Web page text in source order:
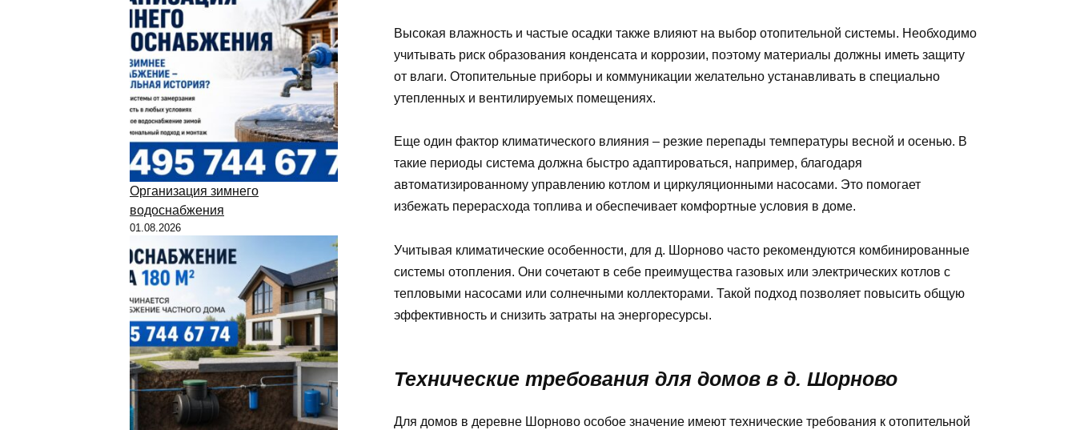
Высокая влажность и частые осадки также влияют на выбор отопительной системы. Необходимо
учитывать риск образования конденсата и коррозии, поэтому материалы должны иметь защиту
от влаги. Отопительные приборы и коммуникации желательно устанавливать в специально
утепленных и вентилируемых помещениях.
Еще один фактор климатического влияния – резкие перепады температуры весной и осенью. В
такие периоды система должна быстро адаптироваться, например, благодаря
автоматизированному управлению котлом и циркуляционными насосами. Это помогает
избежать перерасхода топлива и обеспечивает комфортные условия в доме.
Учитывая климатические особенности, для д. Шорново часто рекомендуются комбинированные
системы отопления. Они сочетают в себе преимущества газовых или электрических котлов с
тепловыми насосами или солнечными коллекторами. Такой подход позволяет повысить общую
эффективность и снизить затраты на энергоресурсы.
Технические требования для домов в д. Шорново
Для домов в деревне Шорново особое значение имеют технические требования к отопительной
Организация зимнего
водоснабжения
01.08.2026